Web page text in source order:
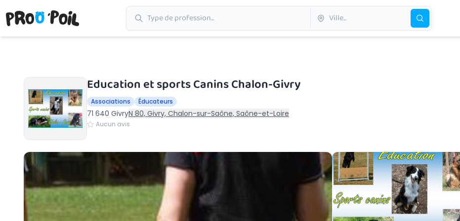
Accueil›Givry ›
Education et sports Canins Chalon-Givry
Associations Éducateurs
71 640 GivryN 80, Givry, Chalon-sur-Saône, Saône-et-Loire
Aucun avis